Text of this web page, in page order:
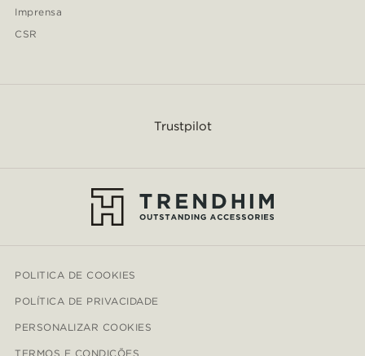
Imprensa
CSR
Trustpilot
POLITICA DE COOKIES
POLÍTICA DE PRIVACIDADE
PERSONALIZAR COOKIES
TERMOS E CONDIÇÕES